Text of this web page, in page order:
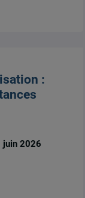
:
juin 2026